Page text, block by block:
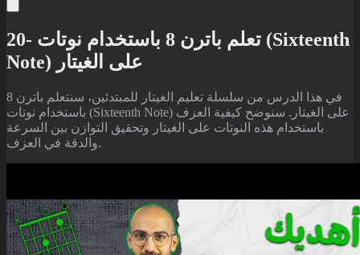
20- تعلم باترن 8 باستخدام نوتات (Sixteenth
Note) على الغيتار
في هذا الدرس من سلسلة تعليم الغيتار للمبتدئين، سنتعلم باترن 8
باستخدام نوتات (Sixteenth Note) على الغيتار. سنوضح كيفية العزف
باستخدام هذه النوتات على الغيتار وتحقيق التوازن بين السرعة
والدقة في العزف.